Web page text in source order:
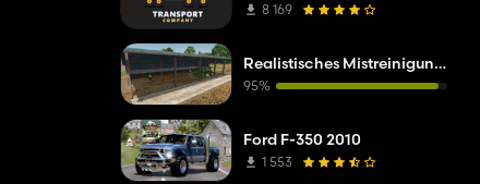
8 169
Realistisches Mistreinigungssystem
95%
Ford F-350 2010
1 553